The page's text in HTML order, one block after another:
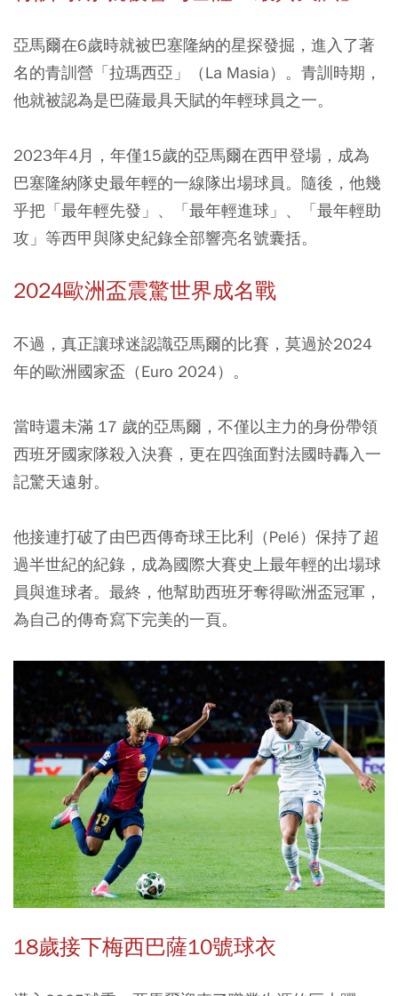
亞馬爾在6歲時就被巴塞隆納的星探發掘，進入了著
名的青訓營「拉瑪西亞」（La Masia）。青訓時期，
他就被認為是巴薩最具天賦的年輕球員之一。
2023年4月，年僅15歲的亞馬爾在西甲登場，成為
巴塞隆納隊史最年輕的一線隊出場球員。隨後，他幾
乎把「最年輕先發」、「最年輕進球」、「最年輕助
攻」等西甲與隊史紀錄全部響亮名號囊括。
2024歐洲盃震驚世界成名戰
不過，真正讓球迷認識亞馬爾的比賽，莫過於2024
年的歐洲國家盃（Euro 2024）。
當時還未滿 17 歲的亞馬爾，不僅以主力的身份帶領
西班牙國家隊殺入決賽，更在四強面對法國時轟入一
記驚天遠射。
他接連打破了由巴西傳奇球王比利（Pelé）保持了超
過半世紀的紀錄，成為國際大賽史上最年輕的出場球
員與進球者。最終，他幫助西班牙奪得歐洲盃冠軍，
為自己的傳奇寫下完美的一頁。
18歲接下梅西巴薩10號球衣